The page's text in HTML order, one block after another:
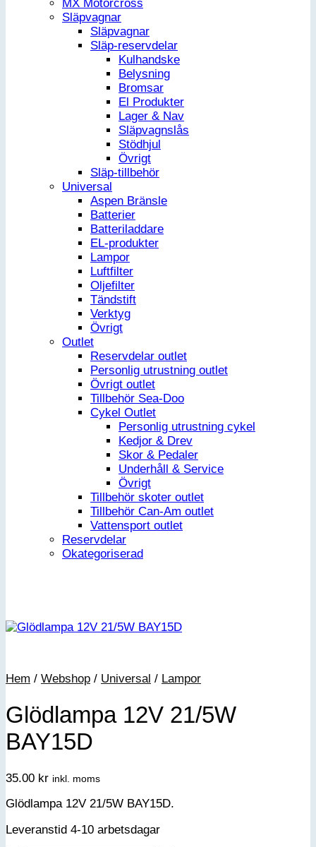
MX Motorcross
Släpvagnar
Släpvagnar
Släp-reservdelar
Kulhandske
Belysning
Bromsar
El Produkter
Lager & Nav
Släpvagnslås
Stödhjul
Övrigt
Släp-tillbehör
Universal
Aspen Bränsle
Batterier
Batteriladdare
EL-produkter
Lampor
Luftfilter
Oljefilter
Tändstift
Verktyg
Övrigt
Outlet
Reservdelar outlet
Personlig utrustning outlet
Övrigt outlet
Tillbehör Sea-Doo
Cykel Outlet
Personlig utrustning cykel
Kedjor & Drev
Skor & Pedaler
Underhåll & Service
Övrigt
Tillbehör skoter outlet
Tillbehör Can-Am outlet
Vattensport outlet
Reservdelar
Okategoriserad
Hem / Webshop / Universal / Lampor
Glödlampa 12V 21/5W
BAY15D
35.00 kr inkl. moms
Glödlampa 12V 21/5W BAY15D.
Leveranstid 4-10 arbetsdagar